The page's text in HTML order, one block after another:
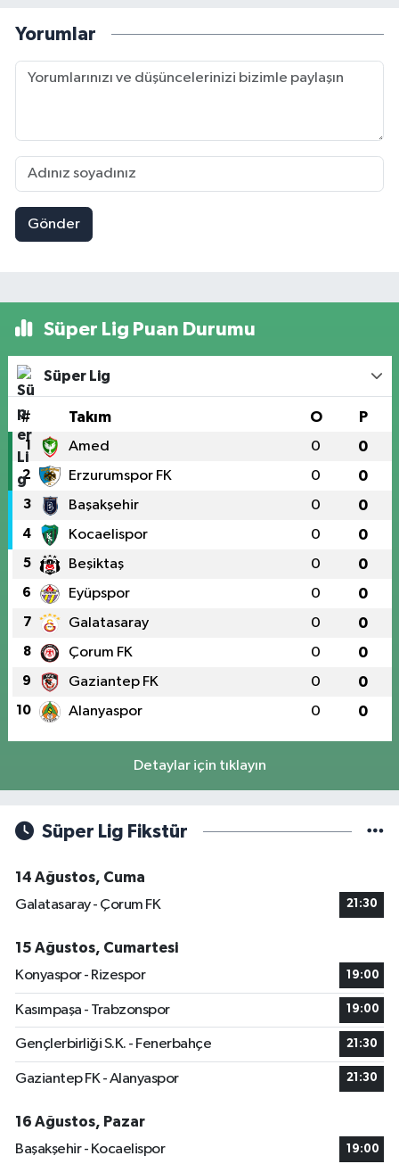
Yorumlar
Gönder
Süper Lig Puan Durumu
Süper Lig
# Takım O P
1 Amed 0 0
2 Erzurumspor FK 0 0
3 Başakşehir 0 0
4 Kocaelispor 0 0
5 Beşiktaş 0 0
6 Eyüpspor 0 0
7 Galatasaray 0 0
8 Çorum FK 0 0
9 Gaziantep FK 0 0
10 Alanyaspor 0 0
Detaylar için tıklayın
Süper Lig Fikstür
14 Ağustos, Cuma
Galatasaray - Çorum FK
21:30
15 Ağustos, Cumartesi
Konyaspor - Rizespor
19:00
Kasımpaşa - Trabzonspor 19:00
Gençlerbirliği S.K. - Fenerbahçe 21:30
Gaziantep FK - Alanyaspor 21:30
16 Ağustos, Pazar
Başakşehir - Kocaelispor
19:00